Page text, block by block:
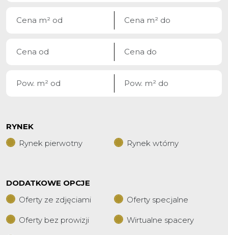
RYNEK
Rynek pierwotny
Rynek wtórny
DODATKOWE OPCJE
Oferty ze zdjęciami
Oferty specjalne
Oferty bez prowizji Wirtualne spacery